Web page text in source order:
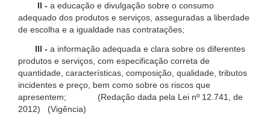
II - a educação e divulgação sobre o consumo
adequado dos produtos e serviços, asseguradas a liberdade
de escolha e a igualdade nas contratações;
III - a informação adequada e clara sobre os diferentes
produtos e serviços, com especificação correta de
quantidade, características, composição, qualidade, tributos
incidentes e preço, bem como sobre os riscos que
apresentem; (Redação dada pela Lei nº 12.741, de
2012) (Vigência)